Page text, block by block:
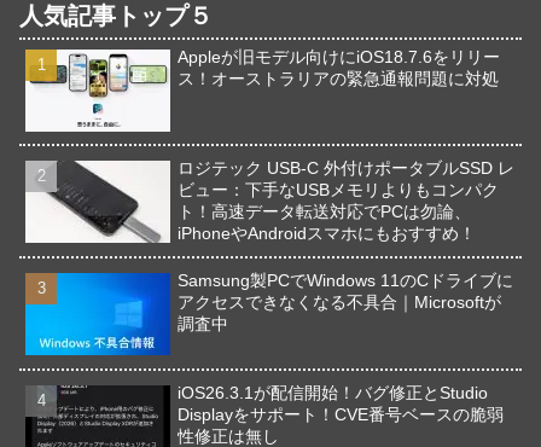
人気記事トップ５
Appleが旧モデル向けにiOS18.7.6をリリー
ス！オーストラリアの緊急通報問題に対処
ロジテック USB-C 外付けポータブルSSD レ
ビュー：下手なUSBメモリよりもコンパク
ト！高速データ転送対応でPCは勿論、
iPhoneやAndroidスマホにもおすすめ！
Samsung製PCでWindows 11のCドライブに
アクセスできなくなる不具合｜Microsoftが
調査中
iOS26.3.1が配信開始！バグ修正とStudio
Displayをサポート！CVE番号ベースの脆弱
性修正は無し